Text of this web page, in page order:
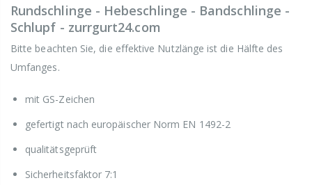
Rundschlinge - Hebeschlinge - Bandschlinge -
Schlupf - zurrgurt24.com
Bitte beachten Sie, die effektive Nutzlänge ist die Hälfte des
Umfanges.
mit GS-Zeichen
gefertigt nach europäischer Norm EN 1492-2
qualitätsgeprüft
Sicherheitsfaktor 7:1